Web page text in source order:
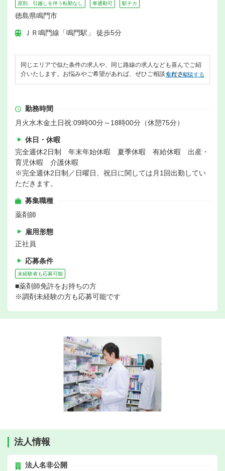
原則、引越しを伴う転勤なし 車通勤可 駅チカ
徳島県鳴門市
ＪＲ鳴門線「鳴門駅」 徒歩5分
同じエリアで似た条件の求人や、同じ路線の求人なども喜んでご紹
介いたします。お悩みやご希望があれば、ぜひご相談ください。
無料で相談する
勤務時間
月火水木金土日祝:09時00分～18時00分（休憩75分）
休日・休暇
完全週休2日制 年末年始休暇 夏季休暇 有給休暇 出産・
育児休暇 介護休暇
※完全週休2日制／日曜日、祝日に関しては月1回出勤してい
ただきます。
募集職種
薬剤師
雇用形態
正社員
応募条件
未経験者も応募可能
■薬剤師免許をお持ちの方
※調剤未経験の方も応募可能です
法人情報
法人名非公開